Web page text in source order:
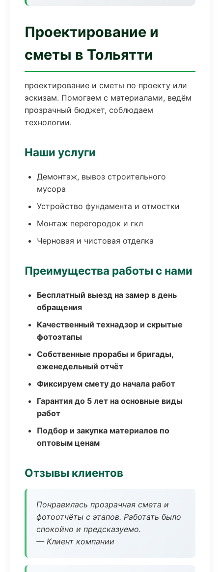
Проектирование и
сметы в Тольятти
проектирование и сметы по проекту или
эскизам. Помогаем с материалами, ведём
прозрачный бюджет, соблюдаем
технологии.
Наши услуги
Демонтаж, вывоз строительного
мусора
Устройство фундамента и отмостки
Монтаж перегородок и гкл
Черновая и чистовая отделка
Преимущества работы с нами
Бесплатный выезд на замер в день
обращения
Качественный технадзор и скрытые
фотоэтапы
Собственные прорабы и бригады,
еженедельный отчёт
Фиксируем смету до начала работ
Гарантия до 5 лет на основные виды
работ
Подбор и закупка материалов по
оптовым ценам
Отзывы клиентов
Понравилась прозрачная смета и
фотоотчёты с этапов. Работать было
спокойно и предсказуемо.
— Клиент компании